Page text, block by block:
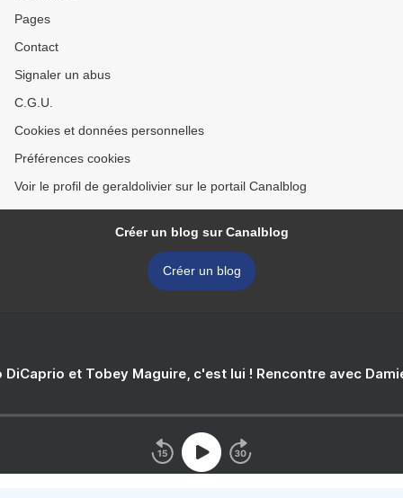
Pages
Contact
Signaler un abus
C.G.U.
Cookies et données personnelles
Préférences cookies
Voir le profil de geraldolivier sur le portail Canalblog
Créer un blog sur Canalblog
Créer un blog
DiCaprio et Tobey Maguire, c'est lui ! Rencontre avec